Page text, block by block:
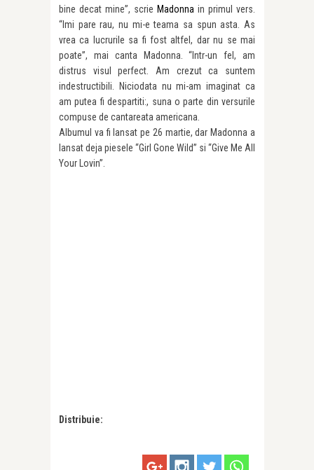
bine decat mine”, scrie Madonna in primul vers.
“Imi pare rau, nu mi-e teama sa spun asta. As
vrea ca lucrurile sa fi fost altfel, dar nu se mai
poate”, mai canta Madonna. “Intr-un fel, am
distrus visul perfect. Am crezut ca suntem
indestructibili. Niciodata nu mi-am imaginat ca
am putea fi despartiti:, suna o parte din versurile
compuse de cantareata americana.
Albumul va fi lansat pe 26 martie, dar Madonna a
lansat deja piesele “Girl Gone Wild” si “Give Me All
Your Lovin”.
Distribuie: